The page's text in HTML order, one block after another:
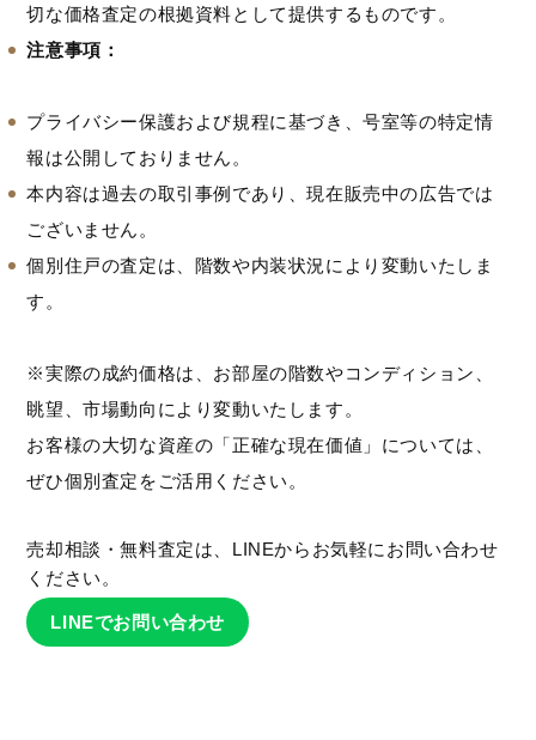
切な価格査定の根拠資料として提供するものです。
注意事項：
プライバシー保護および規程に基づき、号室等の特定情
報は公開しておりません。
本内容は過去の取引事例であり、現在販売中の広告では
ございません。
個別住戸の査定は、階数や内装状況により変動いたしま
す。
※実際の成約価格は、お部屋の階数やコンディション、
眺望、市場動向により変動いたします。
お客様の大切な資産の「正確な現在価値」については、
ぜひ個別査定をご活用ください。
売却相談・無料査定は、LINEからお気軽にお問い合わせ
ください。
LINEでお問い合わせ